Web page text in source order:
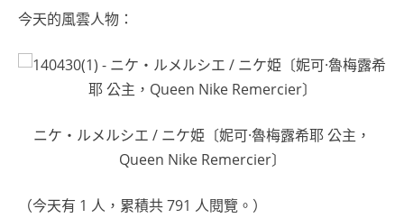
今天的風雲人物：
ニケ・ルメルシエ / ニケ姫〔妮可·魯梅露希耶 公主，
Queen Nike Remercier〕
（今天有 1 人，累積共 791 人閱覽。）